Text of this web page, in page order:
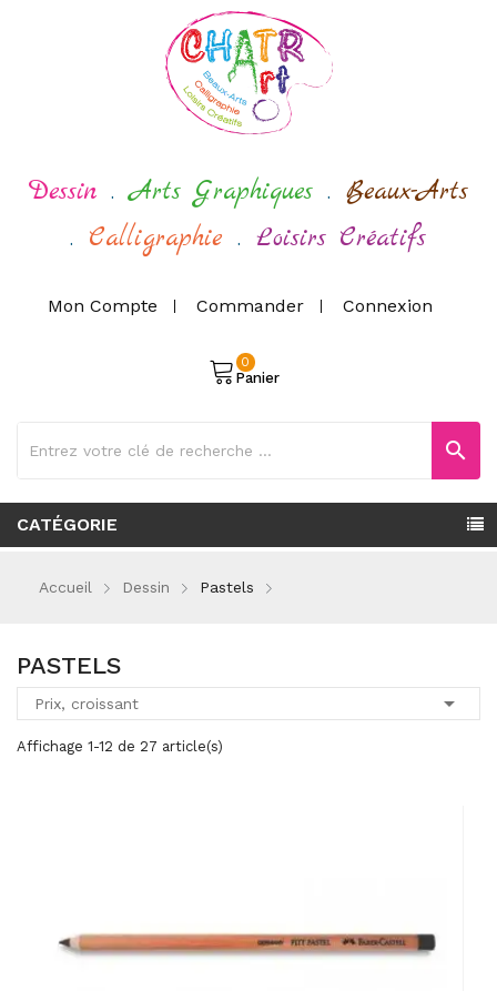
Dessin . Arts Graphiques . Beaux-Arts
. Calligraphie . Loisirs Créatifs
Mon Compte Commander Connexion
Panier
0
search
CATÉGORIE
Accueil Dessin Pastels
PASTELS
Prix, croissant 
Affichage 1-12 de 27 article(s)